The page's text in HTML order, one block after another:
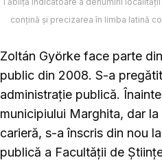
conțină și precizarea în limba latină
Zoltán Györke face parte
public din 2008. S-a
administrație publică.
municipiului Marghita, dar
carieră, s-a înscris din nou
publică a Facultății de